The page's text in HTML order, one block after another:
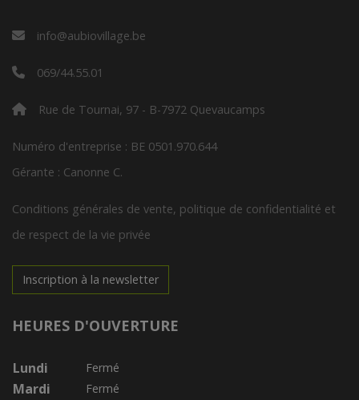
info@aubiovillage.be
069/44.55.01
Rue de Tournai, 97 - B-7972 Quevaucamps
Numéro d'entreprise : BE 0501.970.644
Gérante : Canonne C.
Conditions générales de vente, politique de confidentialité et
de respect de la vie privée
Inscription à la newsletter
HEURES D'OUVERTURE
Lundi Fermé
Mardi Fermé